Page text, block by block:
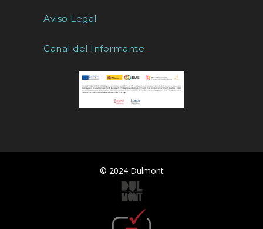
Aviso Legal
Canal del Informante
© 2024 Dulmont